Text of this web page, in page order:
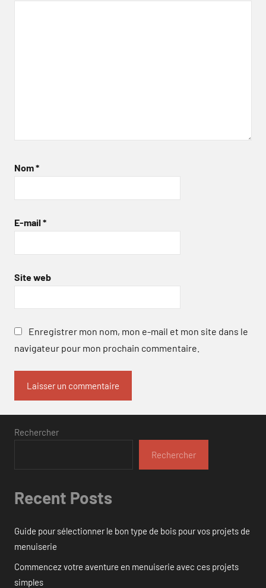
Nom*
E-mail *
Site web
Enregistrer mon nom, mon e-mail et mon site dans le
navigateur pour mon prochain commentaire.
Rechercher
Rechercher
Recent Posts
Guide pour sélectionner le bon type de bois pour vos projets de
menuiserie
Commencez votre aventure en menuiserie avec ces projets
simples